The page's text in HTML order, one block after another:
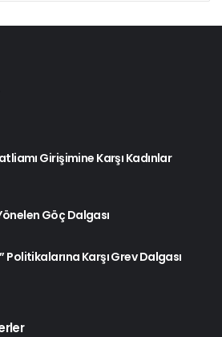
Girişimine Karşı Kadınlar
Göç Dalgası
Karşı Grev Dalgası